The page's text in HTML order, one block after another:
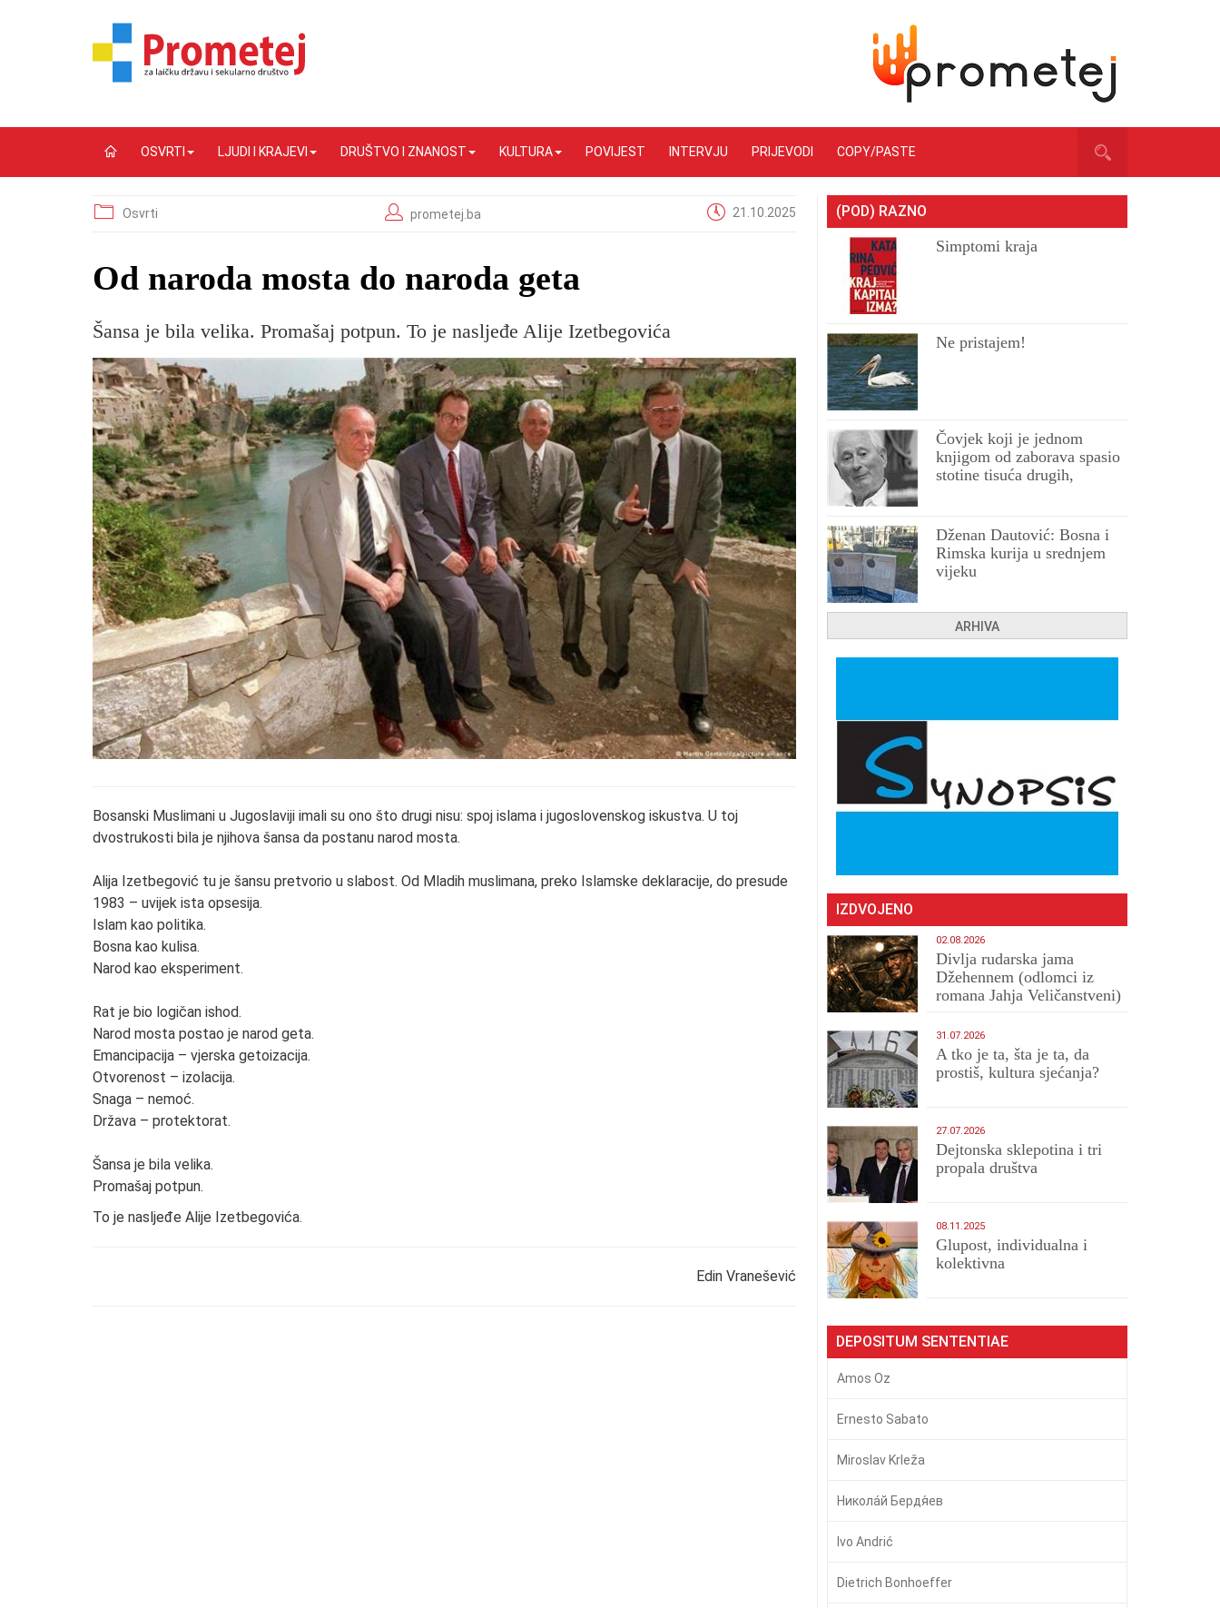
OSVRTI LJUDI I KRAJEVI DRUŠTVO I ZNANOST KULTURA POVIJEST INTERVJU PRIJEVODI COPY/PASTE
Osvrti prometej.ba 21.10.2025
​Od naroda mosta do naroda geta
Šansa je bila velika. Promašaj potpun. To je nasljeđe Alije Izetbegovića
Bosanski Muslimani u Jugoslaviji imali su ono što drugi nisu: spoj islama i jugoslovenskog iskustva. U toj
dvostrukosti bila je njihova šansa da postanu narod mosta.
Alija Izetbegović tu je šansu pretvorio u slabost. Od Mladih muslimana, preko Islamske deklaracije, do presude
1983 – uvijek ista opsesija.
Islam kao politika.
Bosna kao kulisa.
Narod kao eksperiment.
Rat je bio logičan ishod.
Narod mosta postao je narod geta.
Emancipacija – vjerska getoizacija.
Otvorenost – izolacija.
Snaga – nemoć.
Država – protektorat.
Šansa je bila velika.
Promašaj potpun.
To je nasljeđe Alije Izetbegovića.
Edin Vranešević
(POD) RAZNO
Simptomi kraja
Ne pristajem!
Čovjek koji je jednom
knjigom od zaborava spasio
stotine tisuća drugih,
Dženan Dautović: Bosna i
Rimska kurija u srednjem
vijeku
ARHIVA
IZDVOJENO
02.08.2026
Divlja rudarska jama
Džehennem (odlomci iz
romana Jahja Veličanstveni)
31.07.2026
A tko je ta, šta je ta, da
prostiš, kultura sjećanja?
27.07.2026
Dejtonska sklepotina i tri
propala društva
08.11.2025
Glupost, individualna i
kolektivna
DEPOSITUM SENTENTIAE
Amos Oz
Ernesto Sabato
Miroslav Krleža
Никола́й Бердя́ев
Ivo Andrić
Dietrich Bonhoeffer